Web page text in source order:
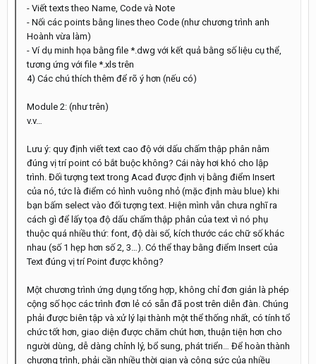
- Viết texts theo Name, Code và Note
- Nối các points bằng lines theo Code (như chương trình anh
Hoành vừa làm)
- Ví dụ minh họa bằng file *.dwg với kết quả bằng số liệu cụ thể,
tương ứng với file *.xls trên
4) Các chú thích thêm để rõ ý hơn (nếu có)
Module 2: (như trên)
v.v…
Lưu ý: quy định viết text cao độ với dấu chấm thập phân nằm
đúng vị trí point có bắt buộc không? Cái này hơi khó cho lập
trình. Đối tượng text trong Acad được định vị bằng điểm Insert
của nó, tức là điểm có hình vuông nhỏ (mặc định màu blue) khi
bạn bấm select vào đối tượng text. Hiện mình vẫn chưa nghĩ ra
cách gì để lấy tọa độ dấu chấm thập phân của text vì nó phụ
thuộc quá nhiều thứ: font, độ dài số, kích thước các chữ số khác
nhau (số 1 hẹp hơn số 2, 3…). Có thể thay bằng điểm Insert của
Text đúng vị trí Point được không?
Một chương trình ứng dụng tổng hợp, không chỉ đơn giản là phép
cộng số học các trình đơn lẻ có sẵn đã post trên diễn đàn. Chúng
phải được biên tập và xử lý lại thành một thể thống nhất, có tính tổ
chức tốt hơn, giao diện được chăm chút hơn, thuận tiện hơn cho
người dùng, dễ dàng chỉnh lý, bổ sung, phát triển… Để hoàn thành
chương trình, phải cần nhiều thời gian và công sức của nhiều